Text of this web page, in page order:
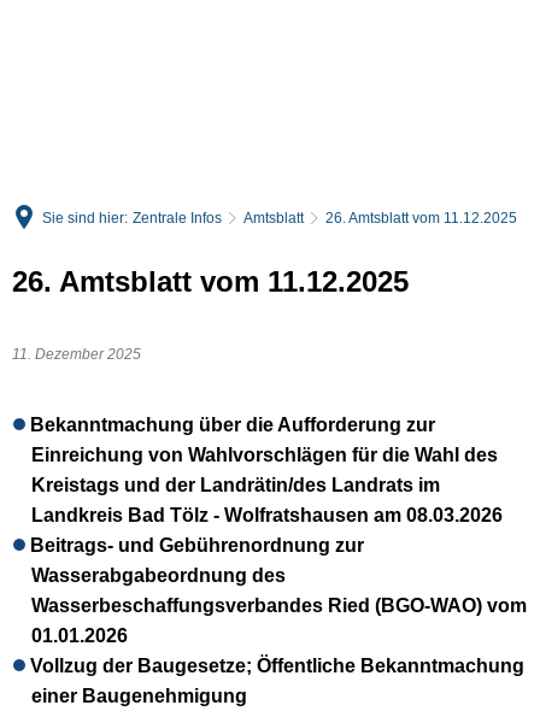
Sie sind hier: Zentrale Infos Amtsblatt 26. Amtsblatt vom 11.12.2025
26. Amtsblatt vom 11.12.2025
11. Dezember 2025
Bekanntmachung über die Aufforderung zur
Einreichung von Wahlvorschlägen für die Wahl des
Kreistags und der Landrätin/des Landrats im
Landkreis Bad Tölz - Wolfratshausen am 08.03.2026
Beitrags- und Gebührenordnung zur
Wasserabgabeordnung des
Wasserbeschaffungsverbandes Ried (BGO-WAO) vom
01.01.2026
Vollzug der Baugesetze; Öffentliche Bekanntmachung
einer Baugenehmigung